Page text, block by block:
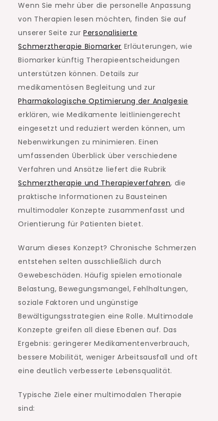
Wenn Sie mehr über die personelle Anpassung
von Therapien lesen möchten, finden Sie auf
unserer Seite zurPersonalisierte
Schmerztherapie Biomarker Erläuterungen, wie
Biomarker künftig Therapieentscheidungen
unterstützen können. Details zur
medikamentösen Begleitung und zur
Pharmakologische Optimierung der Analgesie
erklären, wie Medikamente leitliniengerecht
eingesetzt und reduziert werden können, um
Nebenwirkungen zu minimieren. Einen
umfassenden Überblick über verschiedene
Verfahren und Ansätze liefert die Rubrik
Schmerztherapie und Therapieverfahren, die
praktische Informationen zu Bausteinen
multimodaler Konzepte zusammenfasst und
Orientierung für Patienten bietet.
Warum dieses Konzept? Chronische Schmerzen
entstehen selten ausschließlich durch
Gewebeschäden. Häufig spielen emotionale
Belastung, Bewegungsmangel, Fehlhaltungen,
soziale Faktoren und ungünstige
Bewältigungsstrategien eine Rolle. Multimodale
Konzepte greifen all diese Ebenen auf. Das
Ergebnis: geringerer Medikamentenverbrauch,
bessere Mobilität, weniger Arbeitsausfall und oft
eine deutlich verbesserte Lebensqualität.
Typische Ziele einer multimodalen Therapie
sind: